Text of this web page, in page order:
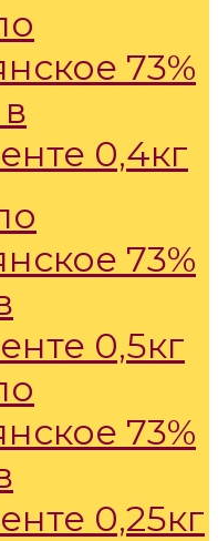
73%
0,4кг
73%
0,5кг
73%
0,25кг